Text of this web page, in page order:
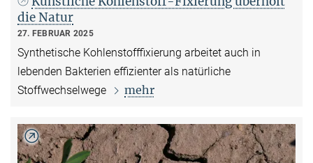
die Natur
27. FEBRUAR 2025
Synthetische Kohlenstofffixierung arbeitet auch in
lebenden Bakterien effizienter als natürliche
Stoffwechselwege
mehr